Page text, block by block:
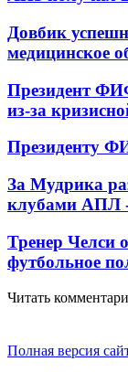
Довбик
медицинское
Президент
из-за
Президенту
За Мудрика
клубами
Тренер Челси
футбольное
Читать
Полная версия